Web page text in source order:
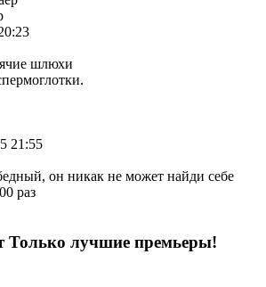
шлюхи
21:55
он никак не может найди себе
раз
Только лучшие премьеры!